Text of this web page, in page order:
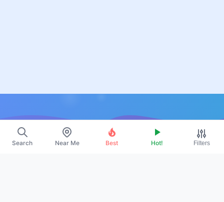
Search Near Me Best Hot! Filters
Resources